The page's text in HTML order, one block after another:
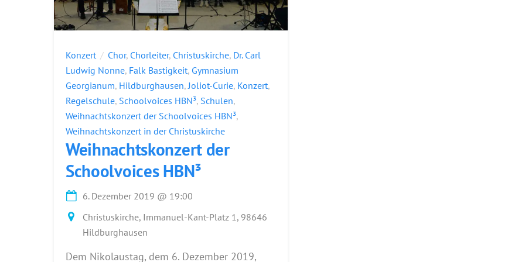
Konzert Chor, Chorleiter, Christuskirche, Dr. Carl
Ludwig Nonne, Falk Bastigkeit, Gymnasium
Georgianum, Hildburghausen, Joliot-Curie, Konzert,
Regelschule, Schoolvoices HBN³, Schulen,
Weihnachtskonzert der Schoolvoices HBN³,
Weihnachtskonzert in der Christuskirche
Weihnachtskonzert der
Schoolvoices HBN³
6. Dezember 2019 @ 19:00
Christuskirche, Immanuel-Kant-Platz 1, 98646
Hildburghausen
Dem Nikolaustag, dem 6. Dezember 2019,